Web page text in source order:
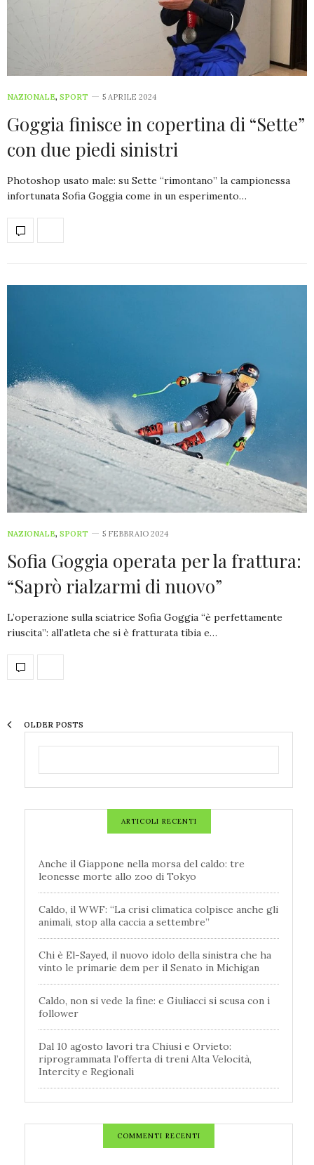
NAZIONALE, SPORT 5 APRILE 2024
Goggia finisce in copertina di “Sette”
con due piedi sinistri
Photoshop usato male: su Sette “rimontano” la campionessa
infortunata Sofia Goggia come in un esperimento…
NAZIONALE, SPORT 5 FEBBRAIO 2024
Sofia Goggia operata per la frattura:
“Saprò rialzarmi di nuovo”
L’operazione sulla sciatrice Sofia Goggia “è perfettamente
riuscita”: all’atleta che si è fratturata tibia e…
OLDER POSTS
ARTICOLI RECENTI
Anche il Giappone nella morsa del caldo: tre
leonesse morte allo zoo di Tokyo
Caldo, il WWF: “La crisi climatica colpisce anche gli
animali, stop alla caccia a settembre”
Chi è El-Sayed, il nuovo idolo della sinistra che ha
vinto le primarie dem per il Senato in Michigan
Caldo, non si vede la fine: e Giuliacci si scusa con i
follower
Dal 10 agosto lavori tra Chiusi e Orvieto:
riprogrammata l’offerta di treni Alta Velocità,
Intercity e Regionali
COMMENTI RECENTI